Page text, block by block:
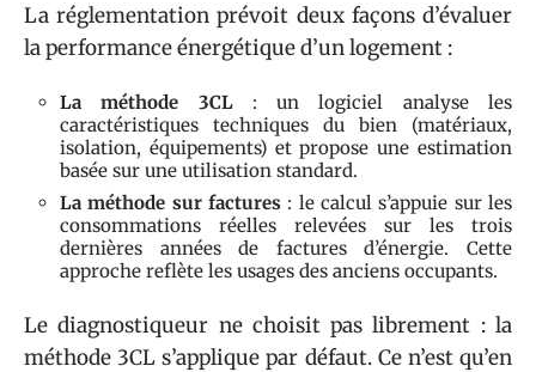
La réglementation prévoit deux façons d’évaluer
la performance énergétique d’un logement :
La méthode 3CL: un logiciel analyse les
caractéristiques techniques du bien (matériaux,
isolation, équipements) et propose une estimation
basée sur une utilisation standard.
La méthode sur factures : le calcul s’appuie sur les
consommations réelles relevées sur les trois
dernières années de factures d’énergie. Cette
approche reflète les usages des anciens occupants.
Le diagnostiqueur ne choisit pas librement : la
méthode 3CL s’applique par défaut. Ce n’est qu’en